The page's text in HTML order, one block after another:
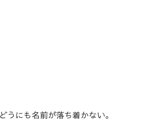
うにも名前が落ち着かない。